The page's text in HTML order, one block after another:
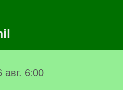
авг. 6:00